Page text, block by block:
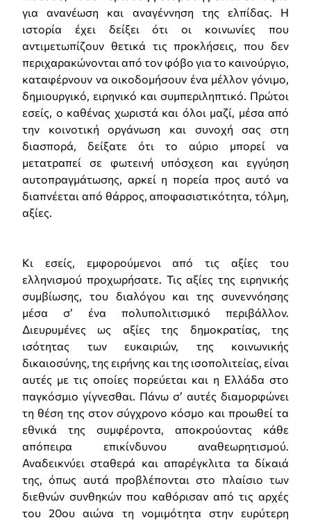
για ανανέωση και αναγέννηση της ελπίδας. Η
ιστορία έχει δείξει ότι οι κοινωνίες που
αντιμετωπίζουν θετικά τις προκλήσεις, που δεν
περιχαρακώνονται από τον φόβο για το καινούργιο,
καταφέρνουν να οικοδομήσουν ένα μέλλον γόνιμο,
δημιουργικό, ειρηνικό και συμπεριληπτικό. Πρώτοι
εσείς, ο καθένας χωριστά και όλοι μαζί, μέσα από
την κοινοτική οργάνωση και συνοχή σας στη
διασπορά, δείξατε ότι το αύριο μπορεί να
μετατραπεί σε φωτεινή υπόσχεση και εγγύηση
αυτοπραγμάτωσης, αρκεί η πορεία προς αυτό να
διαπνέεται από θάρρος, αποφασιστικότητα, τόλμη,
αξίες.
Κι εσείς, εμφορούμενοι από τις αξίες του
ελληνισμού προχωρήσατε. Τις αξίες της ειρηνικής
συμβίωσης, του διαλόγου και της συνεννόησης
μέσα σ’ ένα πολυπολιτισμικό περιβάλλον.
Διευρυμένες ως αξίες της δημοκρατίας, της
ισότητας των ευκαιριών, της κοινωνικής
δικαιοσύνης, της ειρήνης και της ισοπολιτείας, είναι
αυτές με τις οποίες πορεύεται και η Ελλάδα στο
παγκόσμιο γίγνεσθαι. Πάνω σ’ αυτές διαμορφώνει
τη θέση της στον σύγχρονο κόσμο και προωθεί τα
εθνικά της συμφέροντα, αποκρούοντας κάθε
απόπειρα επικίνδυνου αναθεωρητισμού.
Αναδεικνύει σταθερά και απαρέγκλιτα τα δίκαιά
της, όπως αυτά προβλέπονται στο πλαίσιο των
διεθνών συνθηκών που καθόρισαν από τις αρχές
του 20ου αιώνα τη νομιμότητα στην ευρύτερη